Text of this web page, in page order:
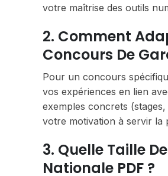
votre maîtrise des outils
2. Comment
Concours De
Pour un concours
vos expériences en lien
exemples concrets
votre motivation à servir la
3. Quelle Taille
Nationale PDF ?